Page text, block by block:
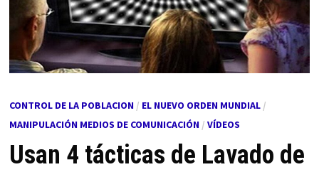
CONTROL DE LA POBLACION/ EL NUEVO ORDEN MUNDIAL/
MANIPULACIÓN MEDIOS DE COMUNICACIÓN/ VÍDEOS
Usan 4 tácticas de Lavado de